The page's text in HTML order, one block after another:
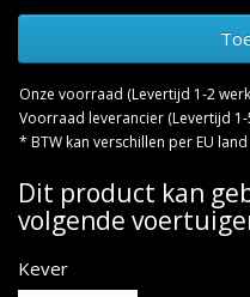
Onze voorraad (Levertijd 1-2
Voorraad leverancier (Levertijd 1-
* BTW kan verschillen per EU land
Dit product kan
volgende
Kever